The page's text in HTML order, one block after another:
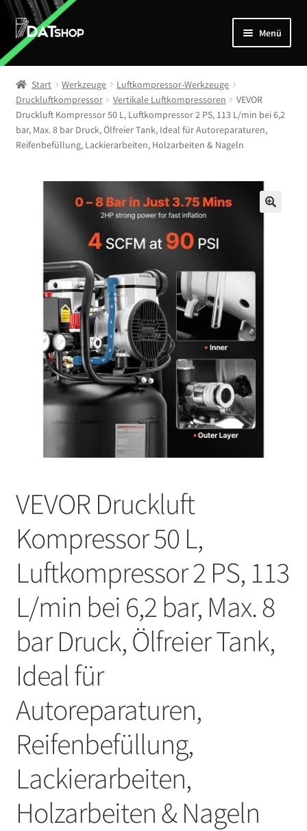
Zur
Navigation
springen
Zum
Inhalt
springen
Menü
Home
Shop
öffnen
Mein Account
Start Werkzeuge
Luftkompressor-Werkzeuge
Druckluftkompressor
Vertikale Luftkompressoren
VEVOR
Druckluft Kompressor 50 L, Luftkompressor 2 PS, 113 L/min bei 6,2
bar, Max. 8 bar Druck, Ölfreier Tank, Ideal für Autoreparaturen,
Reifenbefüllung, Lackierarbeiten, Holzarbeiten & Nageln
VEVOR Druckluft
Kompressor 50 L,
Luftkompressor 2 PS, 113
L/min bei 6,2 bar, Max. 8
bar Druck, Ölfreier Tank,
Ideal für
Autoreparaturen,
Reifenbefüllung,
Lackierarbeiten,
Holzarbeiten & Nageln